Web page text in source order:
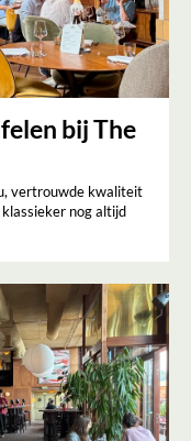
bij The
vertrouwde kwaliteit
nog altijd